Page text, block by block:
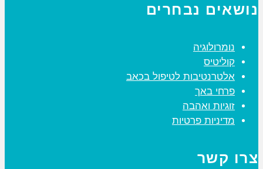
נושאים נבחרים
נומרולוגיה
קוליטיס
אלטרנטיבות לטיפול בכאב
פרחי באך
זוגיות ואהבה
מדיניות פרטיות
צרו קשר